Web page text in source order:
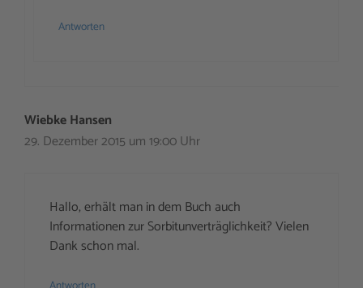
Antworten
Wiebke Hansen
29. Dezember 2015 um 19:00 Uhr
Hallo, erhält man in dem Buch auch
Informationen zur Sorbitunverträglichkeit? Vielen
Dank schon mal.